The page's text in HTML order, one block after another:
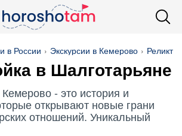
в России Экскурсии в Кемерово
в Шалготарьяне
- это история и
открывают новые грани
отношений. Уникальный